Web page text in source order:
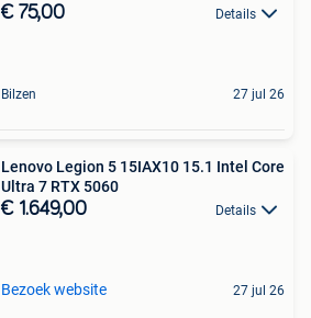
€ 75,00 Details
Bilzen 27 jul 26
Lenovo Legion 5 15IAX10 15.1 Intel Core
Ultra 7 RTX 5060
€ 1.649,00 Details
Bezoek website 27 jul 26